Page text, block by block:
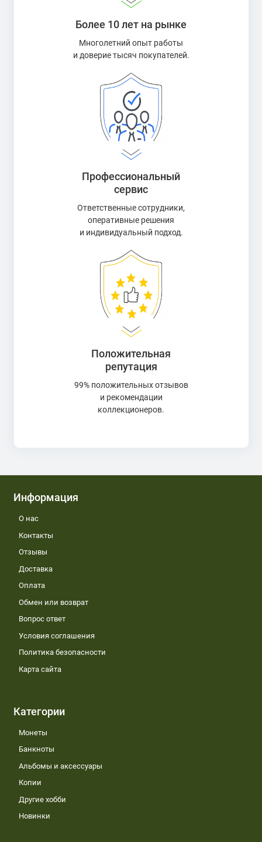
Более 10 лет на рынке
Многолетний опыт работы
и доверие тысяч покупателей.
Профессиональный
сервис
Ответственные сотрудники,
оперативные решения
и индивидуальный подход.
Положительная
репутация
99% положительных отзывов
и рекомендации
коллекционеров.
Информация
О нас
Контакты
Отзывы
Доставка
Оплата
Обмен или возврат
Вопрос ответ
Условия соглашения
Политика безопасности
Карта сайта
Категории
Монеты
Банкноты
Альбомы и аксессуары
Копии
Другие хобби
Новинки